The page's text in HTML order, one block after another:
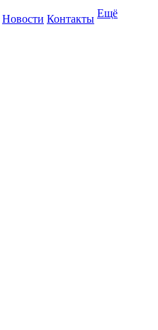
Новости Контакты Ещё